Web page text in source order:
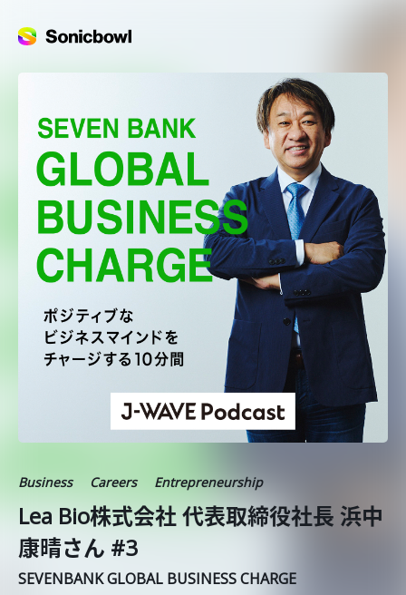
Business Careers Entrepreneurship
Lea Bio株式会社 代表取締役社長 浜中
康晴さん #3
SEVENBANK GLOBAL BUSINESS CHARGE